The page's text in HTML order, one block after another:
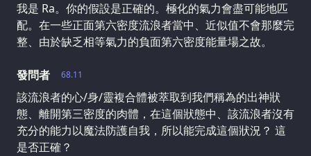
我是 Ra。你的假設是正確的。極化的氣力會盡可能地匹
配。在一些正面第六密度流浪者當中、近似值不會那麼完
整、由於缺乏相等氣力的負面第六密度能量場之故。
68.11
發問者
該流浪者的心/身/靈複合體被萃取到我們稱為的出神狀
態、離開第三密度的肉體，在這個狀態中、該流浪者沒有
充分的能力以魔法防護自我，所以能完成這個狀況？ 這
是否正確？